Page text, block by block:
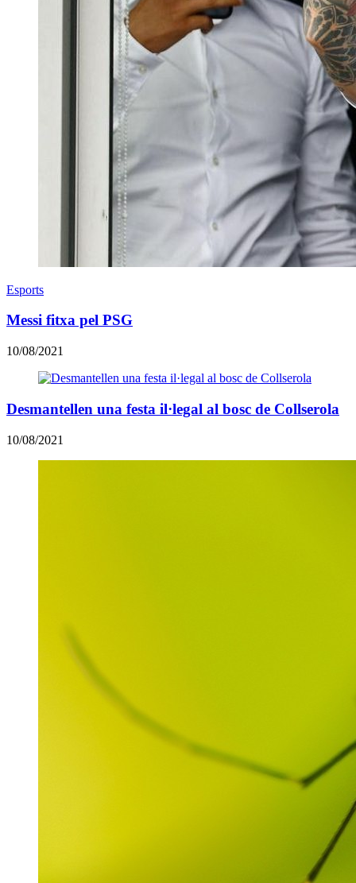
Esports
Messi fitxa pel PSG
10/08/2021
Desmantellen una festa il·legal al bosc de Collserola
10/08/2021